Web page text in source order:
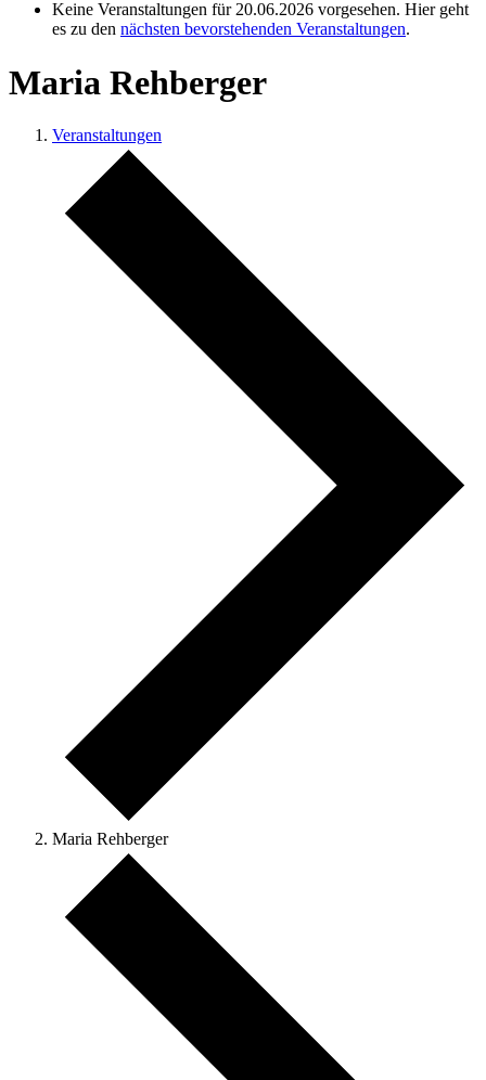
Keine Veranstaltungen für 20.06.2026 vorgesehen. Hier geht
es zu den nächsten bevorstehenden Veranstaltungen.
Maria Rehberger
Veranstaltungen
Maria Rehberger